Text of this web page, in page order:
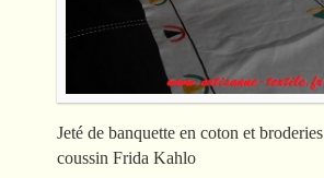
Jeté de banquette en coton et
coussin Frida Kahlo